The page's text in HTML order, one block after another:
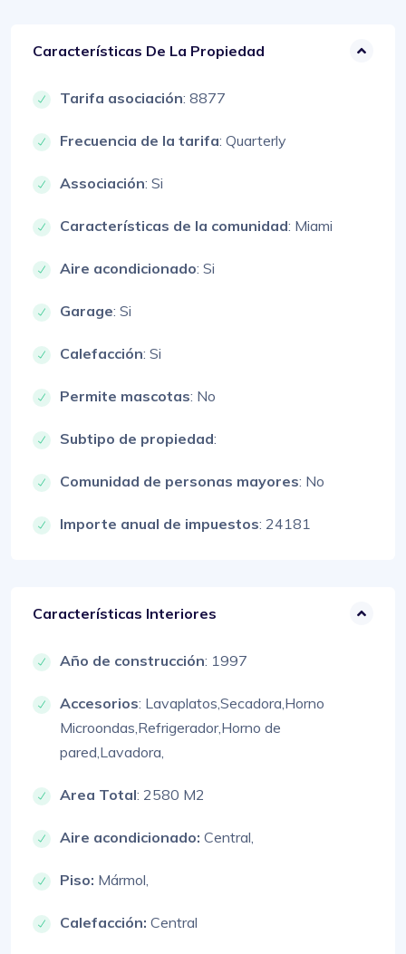
Características De La Propiedad
Tarifa asociación: 8877
Frecuencia de la tarifa: Quarterly
Associación: Si
Características de la comunidad: Miami
Aire acondicionado: Si
Garage: Si
Calefacción: Si
Permite mascotas: No
Subtipo de propiedad:
Comunidad de personas mayores: No
Importe anual de impuestos: 24181
Características Interiores
Año de construcción: 1997
Accesorios: Lavaplatos,Secadora,Horno
Microondas,Refrigerador,Horno de
pared,Lavadora,
Area Total: 2580 M2
Aire acondicionado: Central,
Piso: Mármol,
Calefacción: Central